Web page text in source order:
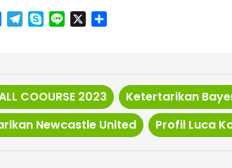
Messenger
Telegram
SkypeLine
COOURSE 2023
Ketertarikan
Newcastle United
Profil Luca